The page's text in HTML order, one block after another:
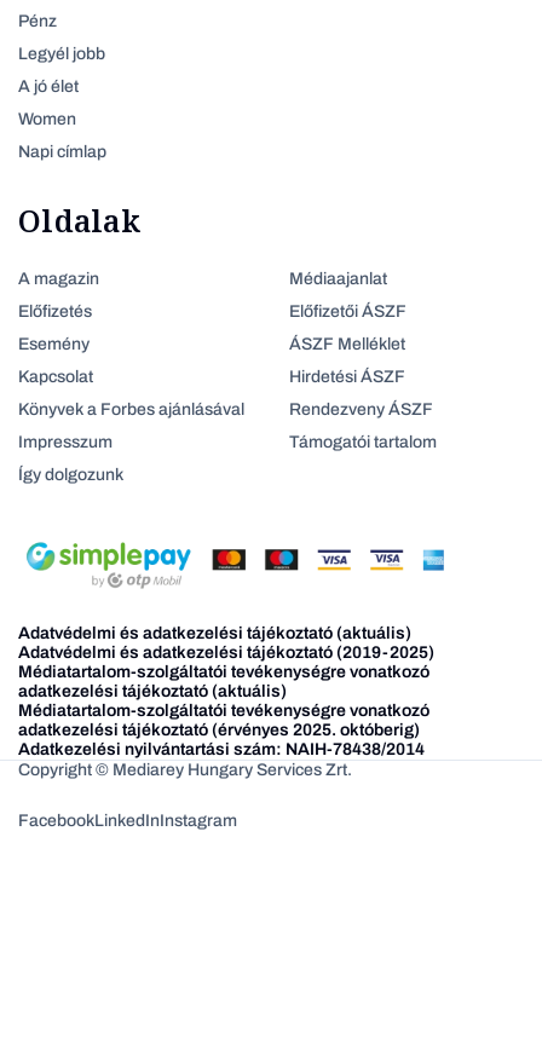
Pénz
Legyél jobb
A jó élet
Women
Napi címlap
Oldalak
A magazin
Előfizetés
Esemény
Kapcsolat
Könyvek a Forbes ajánlásával
Impresszum
Így dolgozunk
Médiaajanlat
Előfizetői ÁSZF
ÁSZF Melléklet
Hirdetési ÁSZF
Rendezveny ÁSZF
Támogatói tartalom
Adatvédelmi és adatkezelési tájékoztató (aktuális)
Adatvédelmi és adatkezelési tájékoztató (2019-2025)
Médiatartalom-szolgáltatói tevékenységre vonatkozó
adatkezelési tájékoztató (aktuális)
Médiatartalom-szolgáltatói tevékenységre vonatkozó
adatkezelési tájékoztató (érvényes 2025. októberig)
Adatkezelési nyilvántartási szám: NAIH-78438/2014
Copyright © Mediarey Hungary Services Zrt.
FacebookLinkedInInstagram